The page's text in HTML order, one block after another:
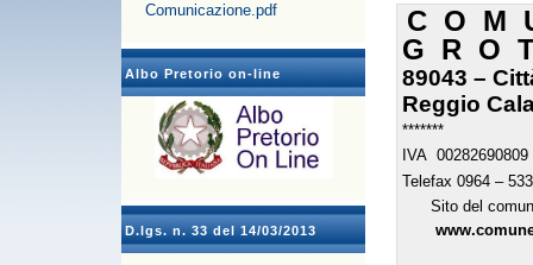
Comunicazione.pdf
Albo Pretorio on-line
D.lgs. n. 33 del 14/03/2013
C O
G R O
89043 –
Reggio
*******
IVA
Telefax 0964 –
Sito del